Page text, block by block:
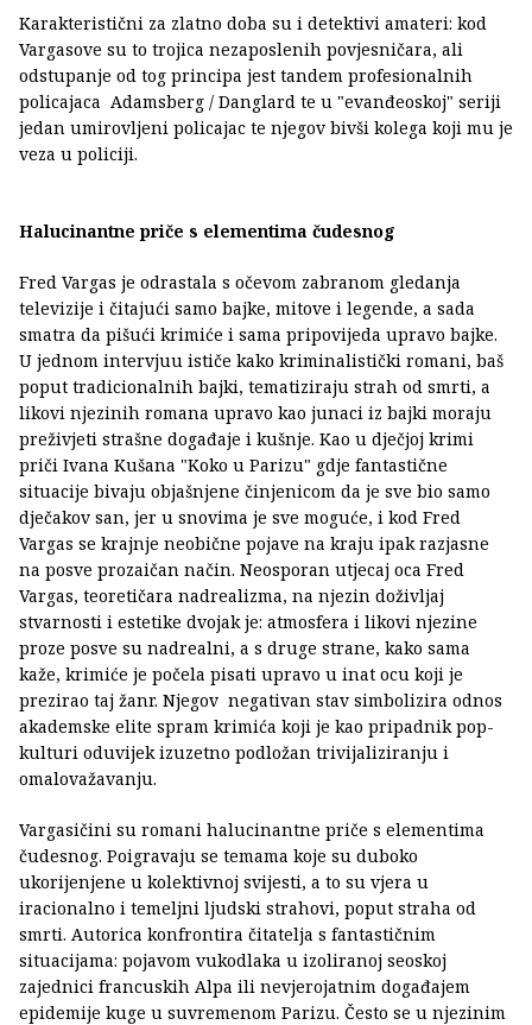
Karakteristični za zlatno doba su i detektivi amateri: kod
Vargasove su to trojica nezaposlenih povjesničara, ali
odstupanje od tog principa jest tandem profesionalnih
policajaca Adamsberg / Danglard te u "evanđeoskoj" seriji
jedan umirovljeni policajac te njegov bivši kolega koji mu je
veza u policiji.
Halucinantne priče s elementima čudesnog
Fred Vargas je odrastala s očevom zabranom gledanja
televizije i čitajući samo bajke, mitove i legende, a sada
smatra da pišući krimiće i sama pripovijeda upravo bajke.
U jednom intervjuu ističe kako kriminalistički romani, baš
poput tradicionalnih bajki, tematiziraju strah od smrti, a
likovi njezinih romana upravo kao junaci iz bajki moraju
preživjeti strašne događaje i kušnje. Kao u dječjoj krimi
priči Ivana Kušana "Koko u Parizu" gdje fantastične
situacije bivaju objašnjene činjenicom da je sve bio samo
dječakov san, jer u snovima je sve moguće, i kod Fred
Vargas se krajnje neobične pojave na kraju ipak razjasne
na posve prozaičan način. Neosporan utjecaj oca Fred
Vargas, teoretičara nadrealizma, na njezin doživljaj
stvarnosti i estetike dvojak je: atmosfera i likovi njezine
proze posve su nadrealni, a s druge strane, kako sama
kaže, krimiće je počela pisati upravo u inat ocu koji je
prezirao taj žanr. Njegov negativan stav simbolizira odnos
akademske elite spram krimića koji je kao pripadnik pop-
kulturi oduvijek izuzetno podložan trivijaliziranju i
omalovažavanju.
Vargasičini su romani halucinantne priče s elementima
čudesnog. Poigravaju se temama koje su duboko
ukorijenjene u kolektivnoj svijesti, a to su vjera u
iracionalno i temeljni ljudski strahovi, poput straha od
smrti. Autorica konfrontira čitatelja s fantastičnim
situacijama: pojavom vukodlaka u izoliranoj seoskoj
zajednici francuskih Alpa ili nevjerojatnim događajem
epidemije kuge u suvremenom Parizu. Često se u njezinim